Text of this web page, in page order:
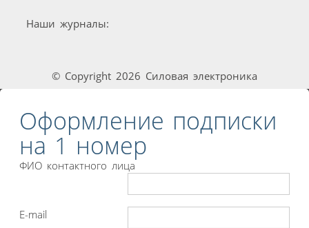
Наши журналы:
© Copyright 2026 Силовая электроника
Оформление подписки
на 1 номер
ФИО контактного лица
E-mail